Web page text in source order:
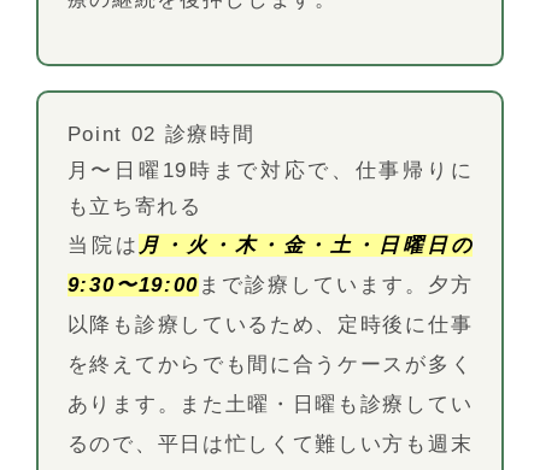
Point 02 診療時間
月〜日曜19時まで対応で、仕事帰りに
も立ち寄れる
当院は 月・火・木・金・土・日曜日の
9:30〜19:00 まで診療しています。夕方
以降も診療しているため、定時後に仕事
を終えてからでも間に合うケースが多く
あります。また土曜・日曜も診療してい
るので、平日は忙しくて難しい方も週末